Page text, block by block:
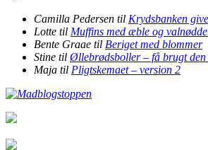
Camilla Pedersen til Krydsbanken
Lotte til Muffins med æble og
Bente Graae til Beriget med blommer
Stine til Øllebrødsboller – få brugt den
Maja til Pligtskemaet – version 2